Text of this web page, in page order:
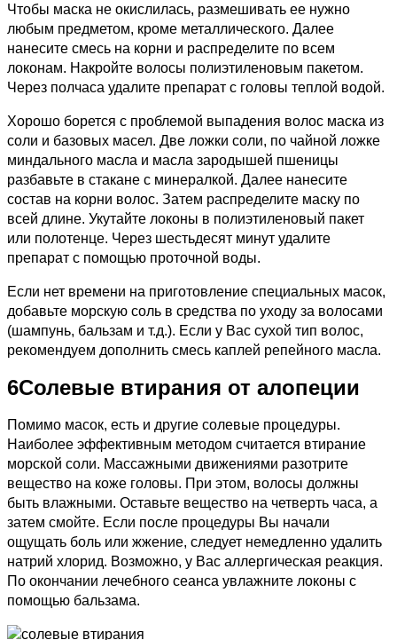
Чтобы маска не окислилась, размешивать ее нужно
любым предметом, кроме металлического. Далее
нанесите смесь на корни и распределите по всем
локонам. Накройте волосы полиэтиленовым пакетом.
Через полчаса удалите препарат с головы теплой водой.
Хорошо борется с проблемой выпадения волос маска из
соли и базовых масел. Две ложки соли, по чайной ложке
миндального масла и масла зародышей пшеницы
разбавьте в стакане с минералкой. Далее нанесите
состав на корни волос. Затем распределите маску по
всей длине. Укутайте локоны в полиэтиленовый пакет
или полотенце. Через шестьдесят минут удалите
препарат с помощью проточной воды.
Если нет времени на приготовление специальных масок,
добавьте морскую соль в средства по уходу за волосами
(шампунь, бальзам и т.д.). Если у Вас сухой тип волос,
рекомендуем дополнить смесь каплей репейного масла.
6Солевые втирания от алопеции
Помимо масок, есть и другие солевые процедуры.
Наиболее эффективным методом считается втирание
морской соли. Массажными движениями разотрите
вещество на коже головы. При этом, волосы должны
быть влажными. Оставьте вещество на четверть часа, а
затем смойте. Если после процедуры Вы начали
ощущать боль или жжение, следует немедленно удалить
натрий хлорид. Возможно, у Вас аллергическая реакция.
По окончании лечебного сеанса увлажните локоны с
помощью бальзама.